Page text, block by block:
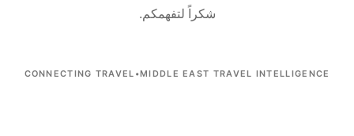
شكراً لتفهمكم.
CONNECTING TRAVEL •MIDDLE EAST TRAVEL INTELLIGENCE